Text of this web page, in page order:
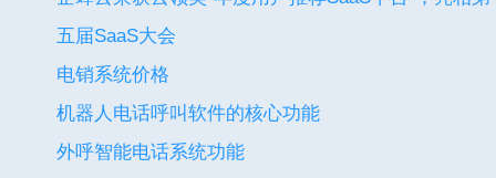
五届SaaS大会
电销系统价格
机器人电话呼叫软件的核心功能
外呼智能电话系统功能